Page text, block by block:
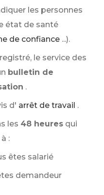
les personnes
état de santé
de confiance ...).
le service des
bulletin de
.
d' arrêt de travail .
les 48 heures qui
:
êtes salarié
demandeur